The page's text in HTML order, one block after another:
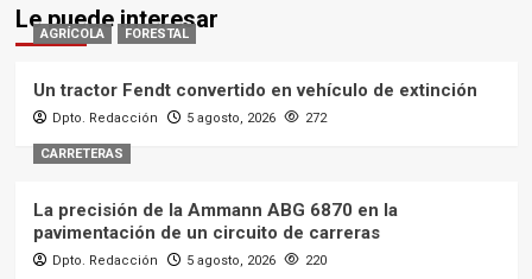
Le puede interesar
AGRÍCOLA FORESTAL
Un tractor Fendt convertido en vehículo de extinción
Dpto. Redacción 5 agosto, 2026 272
CARRETERAS
La precisión de la Ammann ABG 6870 en la
pavimentación de un circuito de carreras
Dpto. Redacción 5 agosto, 2026 220